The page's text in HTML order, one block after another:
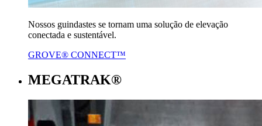
Nossos guindastes se tornam uma solução de elevação
conectada e sustentável.
GROVE® CONNECT™
MEGATRAK®